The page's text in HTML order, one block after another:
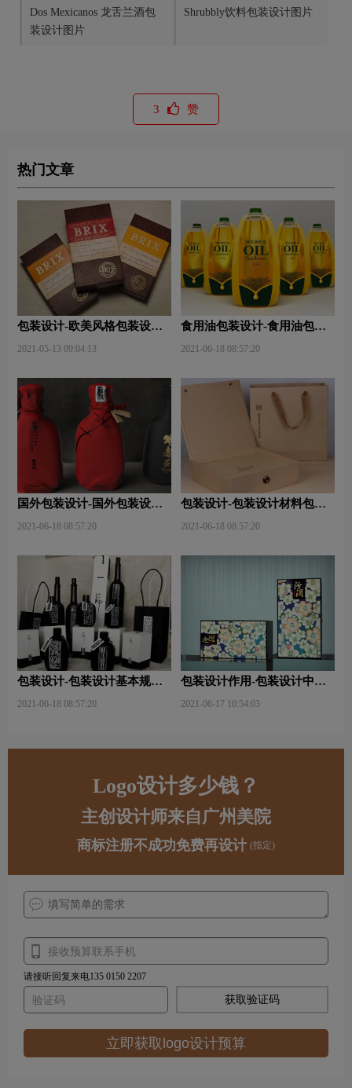
Dos Mexicanos 龙舌兰酒包
装设计图片
Shrubbly饮料包装设计图片
3 赞
热门文章
包装设计-欧美风格包装设
2021-05-13 09:04:13
食用油包装设计-食用油包装
2021-06-18 08:57:20
国外包装设计-国外包装设计
2021-06-18 08:57:20
包装设计-包装设计材料包含
2021-06-18 08:57:20
包装设计-包装设计基本规律
2021-06-18 08:57:20
包装设计作用-包装设计中文
2021-06-17 10:54:03
Logo设计多少钱？
主创设计师来自广州美院
商标注册不成功免费再设计 (指定)
请接听回复来电135 0150 2207
获取验证码
立即获取logo设计预算